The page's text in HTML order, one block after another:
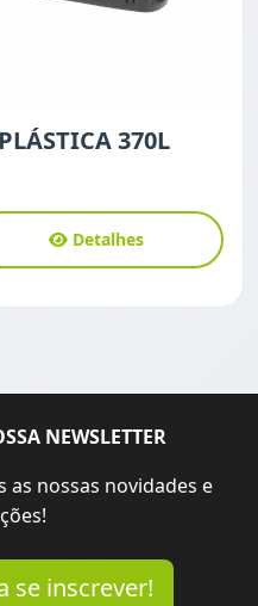
370L
Detalhes
NEWSLETTER
nossas novidades e
se inscrever!